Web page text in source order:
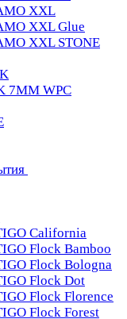
XXL
XXL Glue
XXL STONE
7MM WPC
California
Flock Bamboo
Flock Bologna
Flock Dot
Flock Florence
Flock Forest